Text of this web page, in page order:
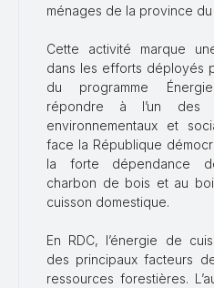
ménages de la province du
Cette activité marque
dans les efforts déployés
du programme
répondre à l’un des
environnementaux et
face la République
la forte dépendance
charbon de bois et au
cuisson domestique.
En RDC, l’énergie de
des principaux facteurs
ressources forestières.